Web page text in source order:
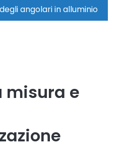
angolari in alluminio
misura e